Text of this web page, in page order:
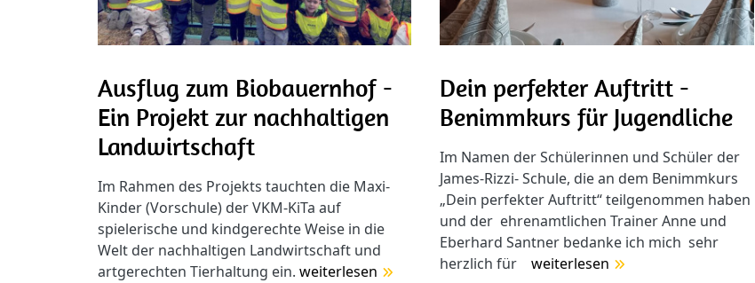
Ausflug zum Biobauernhof -
Ein Projekt zur nachhaltigen
Landwirtschaft
Im Rahmen des Projekts tauchten die Maxi-
Kinder (Vorschule) der VKM-KiTa auf
spielerische und kindgerechte Weise in die
Welt der nachhaltigen Landwirtschaft und
artgerechten Tierhaltung ein. weiterlesen
Dein perfekter Auftritt -
Benimmkurs für Jugendliche
Im Namen der Schülerinnen und Schüler der
James-Rizzi- Schule, die an dem Benimmkurs
„Dein perfekter Auftritt“ teilgenommen haben
und der ehrenamtlichen Trainer Anne und
Eberhard Santner bedanke ich mich sehr
herzlich für
weiterlesen